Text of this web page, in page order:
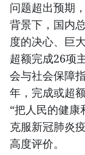
问题超出预期
背景下，国内
度的决心、巨
超额完成26项
会与社会保障
年，完成或超
“把人民的健
克服新冠肺炎
高度评价。